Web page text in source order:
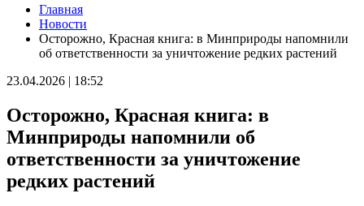
От боя – к делу, от молчания – к диалогу: лекции общества
"Знание" для участников СВО и членов их семей в Самарской
области
10.08.2026 | 12:41
поймали за рулем "Гранты"
В центре Сызрани на два дня отключат горячую воду
10.08.2026 | 12:20
"Серебряные" волонтеры из Похвистнева передали масксети
для бойцов СВО
В Самаре 10 августа на нескольких улицах отключат
Главная
Новости
Осторожно, Красная книга: в Минприроды напомнили
об ответственности за уничтожение редких растений
23.04.2026 | 18:52
Осторожно, Красная книга: в
Минприроды напомнили об
ответственности за уничтожение
редких растений